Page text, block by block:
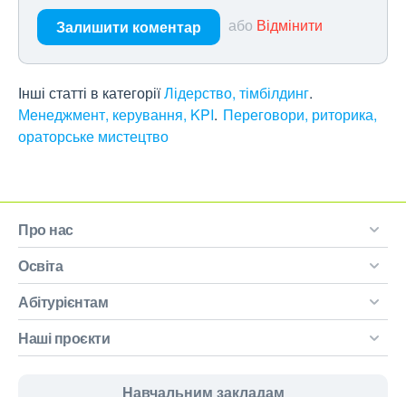
Залишити коментар або Відмінити
Інші статті в категоріїЛідерство, тімбілдинг
Менеджмент, керування, KPI Переговори, риторика,
ораторське мистецтво
Про нас
Освіта
Абітурієнтам
Наші проєкти
Навчальним закладам